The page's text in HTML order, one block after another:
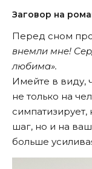
Заговор на
Перед сном
внeмли мнe!
любимa».
Имейте в виду,
не только на
шаг, но и на
больше